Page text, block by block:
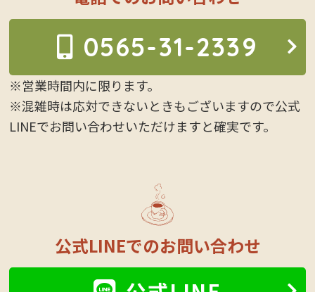
0565-31-2339
※営業時間内に限ります。
※混雑時は応対できないときもございますので公式
LINEでお問い合わせいただけますと確実です。
公式LINEでのお問い合わせ